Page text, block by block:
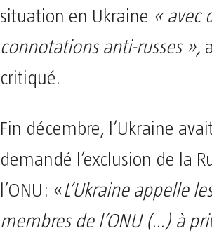
situation en Ukraine « avec
connotations anti-russes »,
critiqué.
Fin décembre, l’Ukraine
demandé l’exclusion de la
l’ONU: «L’Ukraine appelle
membres de l’ONU (…) à